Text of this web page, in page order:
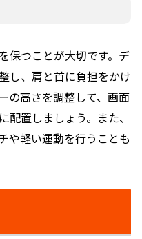
保つことが大切です。デ
し、肩と首に負担をかけ
の高さを調整して、画面
置しましょう。また、
や軽い運動を行うことも